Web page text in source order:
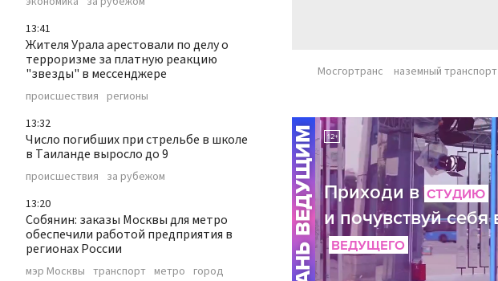
13:41
Жителя Урала арестовали по делу о
терроризме за платную реакцию
"звезды" в мессенджере
происшествия регионы
13:32
Число погибших при стрельбе в школе
в Таиланде выросло до 9
происшествия за рубежом
13:20
Собянин: заказы Москвы для метро
обеспечили работой предприятия в
регионах России
мэр Москвы транспорт метро город
Мосгортранс наземный транспорт